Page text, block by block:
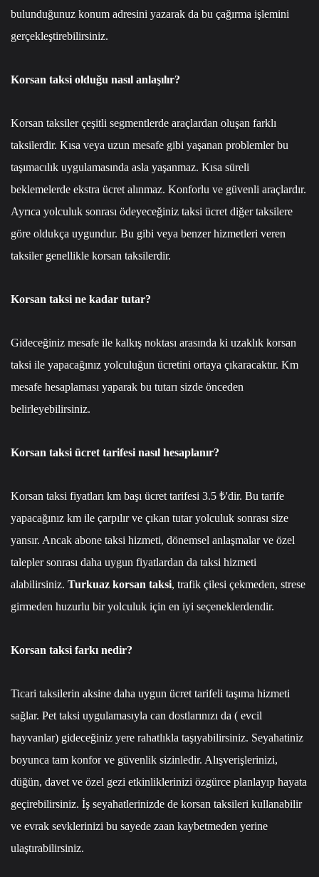
bulunduğunuz konum adresini yazarak da bu çağırma işlemini
gerçekleştirebilirsiniz.
Korsan taksi olduğu nasıl anlaşılır?
Korsan taksiler çeşitli segmentlerde araçlardan oluşan farklı
taksilerdir. Kısa veya uzun mesafe gibi yaşanan problemler bu
taşımacılık uygulamasında asla yaşanmaz. Kısa süreli
beklemelerde ekstra ücret alınmaz. Konforlu ve güvenli araçlardır.
Ayrıca yolculuk sonrası ödeyeceğiniz taksi ücret diğer taksilere
göre oldukça uygundur. Bu gibi veya benzer hizmetleri veren
taksiler genellikle korsan taksilerdir.
Korsan taksi ne kadar tutar?
Gideceğiniz mesafe ile kalkış noktası arasında ki uzaklık korsan
taksi ile yapacağınız yolculuğun ücretini ortaya çıkaracaktır. Km
mesafe hesaplaması yaparak bu tutarı sizde önceden
belirleyebilirsiniz.
Korsan taksi ücret tarifesi nasıl hesaplanır?
Korsan taksi fiyatları km başı ücret tarifesi 3.5 ₺'dir. Bu tarife
yapacağınız km ile çarpılır ve çıkan tutar yolculuk sonrası size
yansır. Ancak abone taksi hizmeti, dönemsel anlaşmalar ve özel
talepler sonrası daha uygun fiyatlardan da taksi hizmeti
alabilirsiniz. Turkuaz korsan taksi, trafik çilesi çekmeden, strese
girmeden huzurlu bir yolculuk için en iyi seçeneklerdendir.
Korsan taksi farkı nedir?
Ticari taksilerin aksine daha uygun ücret tarifeli taşıma hizmeti
sağlar. Pet taksi uygulamasıyla can dostlarınızı da ( evcil
hayvanlar) gideceğiniz yere rahatlıkla taşıyabilirsiniz. Seyahatiniz
boyunca tam konfor ve güvenlik sizinledir. Alışverişlerinizi,
düğün, davet ve özel gezi etkinliklerinizi özgürce planlayıp hayata
geçirebilirsiniz. İş seyahatlerinizde de korsan taksileri kullanabilir
ve evrak sevklerinizi bu sayede zaan kaybetmeden yerine
ulaştırabilirsiniz.